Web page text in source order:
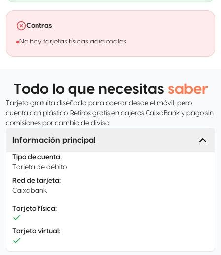
Contras
No hay tarjetas físicas adicionales
Todo lo que necesitas saber
Tarjeta gratuita diseñada para operar desde el móvil, pero
cuenta con plástico. Retiros gratis en cajeros CaixaBank y pago sin
comisiones por cambio de divisa.
Información principal
Tipo de cuenta:
Tarjeta de débito
Red de tarjeta:
Caixabank
Tarjeta física:
Tarjeta virtual :